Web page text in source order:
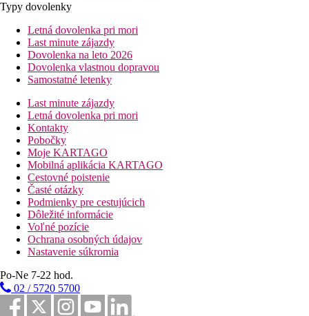
Typy dovolenky
Letná dovolenka pri mori
Last minute zájazdy
Dovolenka na leto 2026
Dovolenka vlastnou dopravou
Samostatné letenky
Last minute zájazdy
Letná dovolenka pri mori
Kontakty
Pobočky
Moje KARTAGO
Mobilná aplikácia KARTAGO
Cestovné poistenie
Časté otázky
Podmienky pre cestujúcich
Dôležité informácie
Voľné pozície
Ochrana osobných údajov
Nastavenie súkromia
Po-Ne 7-22 hod.
02 / 5720 5700